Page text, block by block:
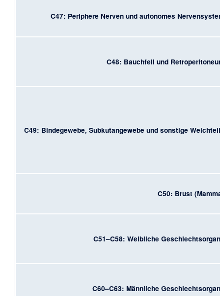
C47: Periphere Nerven und autonomes
C48: Bauchfell und
C49: Bindegewebe, Subkutangewebe und sonstige
C50: Brust
C51–C58: Weibliche
C60–C63: Männliche